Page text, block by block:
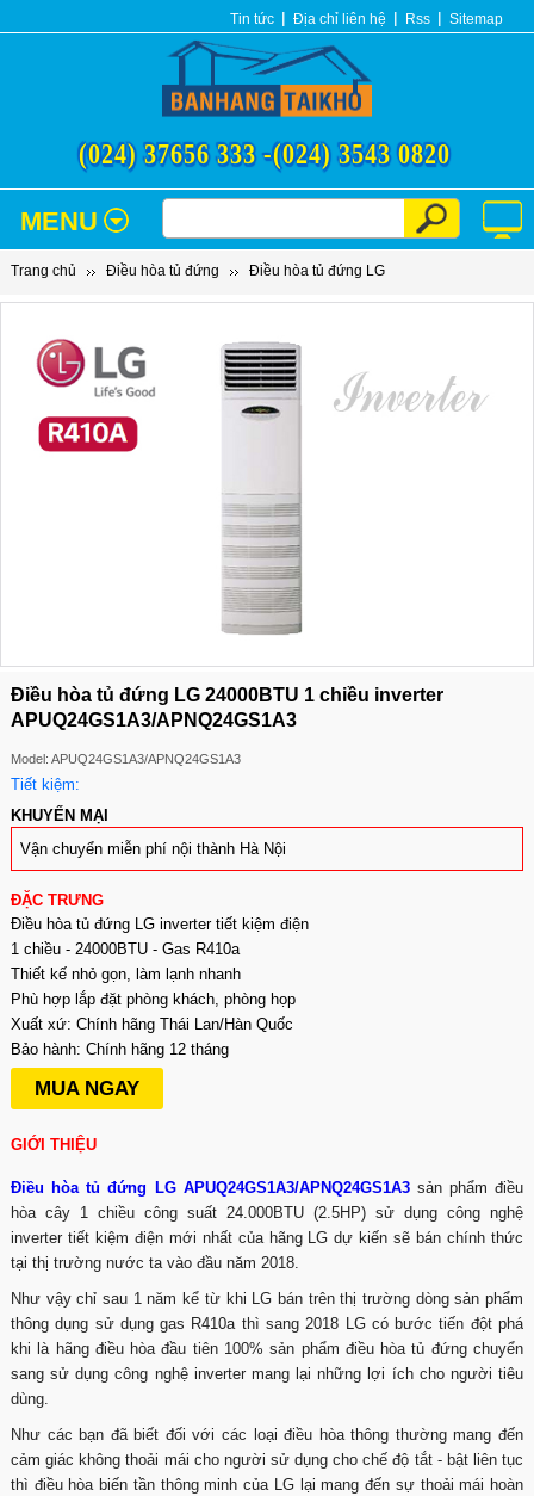
Tin tức Địa chỉ liên hệ Rss Sitemap
(024) 37656 333 -(024) 3543 0820
MENU
Trang chủ Điều hòa tủ đứng Điều hòa tủ đứng LG
Điều hòa tủ đứng LG 24000BTU 1 chiều inverter
APUQ24GS1A3/APNQ24GS1A3
Model: APUQ24GS1A3/APNQ24GS1A3
Tiết kiệm:
KHUYẾN MẠI
Vận chuyển miễn phí nội thành Hà Nội
ĐẶC TRƯNG
Điều hòa tủ đứng LG inverter tiết kiệm điện
1 chiều - 24000BTU - Gas R410a
Thiết kế nhỏ gọn, làm lạnh nhanh
Phù hợp lắp đặt phòng khách, phòng họp
Xuất xứ: Chính hãng Thái Lan/Hàn Quốc
Bảo hành: Chính hãng 12 tháng
MUA NGAY
GIỚI THIỆU
Điều hòa tủ đứng LG APUQ24GS1A3/APNQ24GS1A3sản phẩm điều
hòa cây 1 chiều công suất 24.000BTU (2.5HP) sử dụng công nghệ
inverter tiết kiệm điện mới nhất của hãng LG dự kiến sẽ bán chính thức
tại thị trường nước ta vào đầu năm 2018.
Như vậy chỉ sau 1 năm kể từ khi LG bán trên thị trường dòng sản phẩm
thông dụng sử dụng gas R410a thì sang 2018 LG có bước tiến đột phá
khi là hãng điều hòa đầu tiên 100% sản phẩm điều hòa tủ đứng chuyển
sang sử dụng công nghệ inverter mang lại những lợi ích cho người tiêu
dùng.
Như các bạn đã biết đối với các loại điều hòa thông thường mang đến
cảm giác không thoải mái cho người sử dụng cho chế độ tắt - bật liên tục
thì điều hòa biến tần thông minh của LG lại mang đến sự thoải mái hoàn